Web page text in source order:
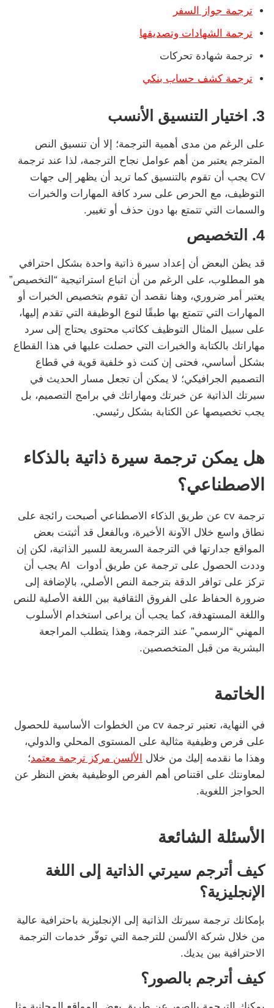
ترجمة جواز السفر
ترجمة الشهادات وتصديقها
ترجمة شهادة تحركات
ترجمة كشف حساب بنكي
3. اختيار التنسيق الأنسب
على الرغم من مدى أهمية الترجمة؛ إلا أن تنسيق النص
المترجم يعتبر من أهم عوامل نجاح الترجمة، لذا عند ترجمة
CV يجب أن تقوم بالتنسيق كما تريد أن يظهر إلى جهات
التوظيف، مع الحرص على سرد كافة المهارات والخبرات
والسمات التي تتمتع بها دون حذف أو تغيير.
4. التخصيص
قد يظن البعض أن إعداد سيرة ذاتية واحدة بشكل احترافي
هو المطلوب، على الرغم من أن اتباع استراتيجية “التخصيص”
يعتبر أمر ضروري، وهنا نقصد أن تقوم بتخصيص الخبرات أو
المهارات التي تتمتع بها طبقًا لنوع الوظيفة التي تقدم إليها،
على سبيل المثال التوظيف ككاتب محتوى يحتاج إلى سرد
مهاراتك بالكتابة والخبرات التي حصلت عليها في هذا القطاع
بشكل أساسي، فحتى إن كنت ذو خلفية قوية في قطاع
التصميم الجرافيكي؛ لا يمكن أن تجعل مسار الحديث في
سيرتك الذاتية عن خبرتك ومهاراتك في برامج التصميم، بل
يجب تخصيصها عن الكتابة بشكل رئيسي.
هل يمكن ترجمة سيرة ذاتية بالذكاء
الاصطناعي؟
ترجمة cv عن طريق الذكاء الاصطناعي أصبحت رائجة على
نطاق واسع خلال الآونة الأخيرة، وبالفعل قد أثبتت بعض
المواقع جدارتها في الترجمة السريعة للسير الذاتية، لكن إن
وددت الحصول على ترجمة عن طريق أدوات AI يجب أن
تركز على توافر الدقة بترجمة النص الأصلي، بالإضافة إلى
ضرورة الحفاظ على الفروق الثقافية بين اللغة الأصلية للنص
واللغة المستهدفة، كما يجب أن يراعى استخدام الأسلوب
المهني “الرسمي” عند الترجمة، وهذا يتطلب المراجعة
البشرية من قبل المتخصصين.
الخاتمة
في النهاية، تعتبر ترجمة cv من الخطوات الأساسية للحصول
على فرص وظيفية مثالية على المستوى المحلي والدولي،
وهذا ما نقدمه إليك من خلال
الألسن مركز ترجمة معتمد؛
لمعاونتك على اقتناص أهم الفرص الوظيفية بغض النظر عن
الحواجز اللغوية.
الأسئلة الشائعة
كيف أترجم سيرتي الذاتية إلى اللغة
الإنجليزية؟
بإمكانك ترجمة سيرتك الذاتية إلى الإنجليزية باحترافية عالية
من خلال شركة الألسن للترجمة التي توفّر خدمات الترجمة
الاحترافية بين يديك.
كيف أترجم بالصور؟